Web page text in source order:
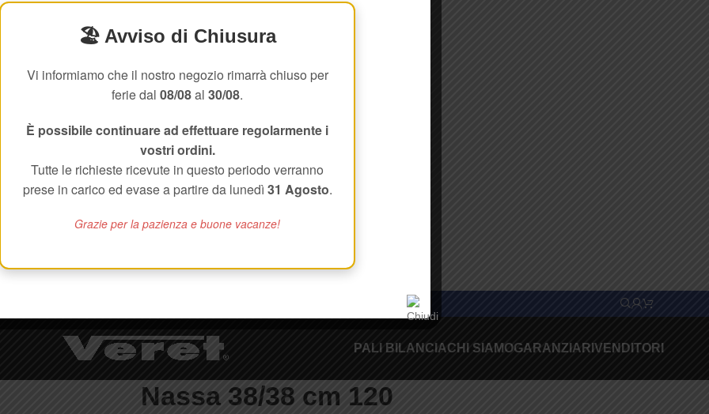
le preferenze
PALI BILANCIACHI SIAMOGARANZIA RIVENDITORI
Nassa 38/38 cm 120
🏖️ Avviso di Chiusura
Vi informiamo che il nostro negozio rimarrà chiuso per
ferie dal 08/08al 30/08.
È possibile continuare ad effettuare regolarmente i
vostri ordini.
Tutte le richieste ricevute in questo periodo verranno
prese in carico ed evase a partire da lunedì 31 Agosto.
Grazie per la pazienza e buone vacanze!